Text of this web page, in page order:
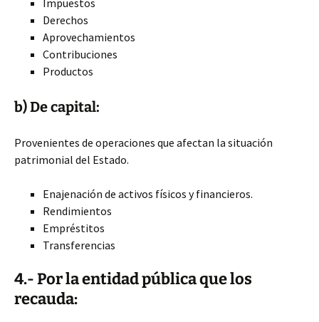
Impuestos
Derechos
Aprovechamientos
Contribuciones
Productos
b) De capital:
Provenientes de operaciones que afectan la situación
patrimonial del Estado.
Enajenación de activos físicos y financieros.
Rendimientos
Empréstitos
Transferencias
4.- Por la entidad pública que los
recauda: